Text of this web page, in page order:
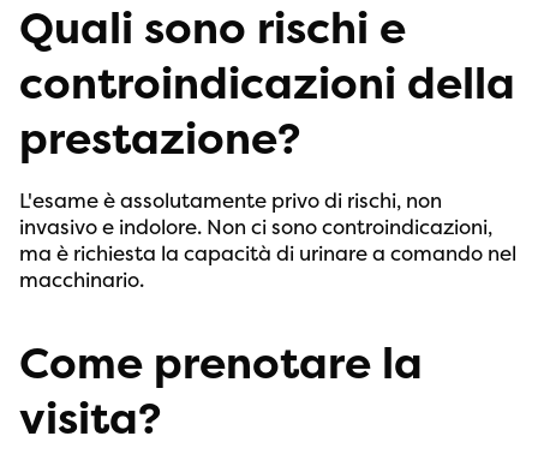
Quali sono rischi e
controindicazioni della
prestazione?
L'esame è assolutamente privo di rischi, non
invasivo e indolore. Non ci sono controindicazioni,
ma è richiesta la capacità di urinare a comando nel
macchinario.
Come prenotare la
visita?